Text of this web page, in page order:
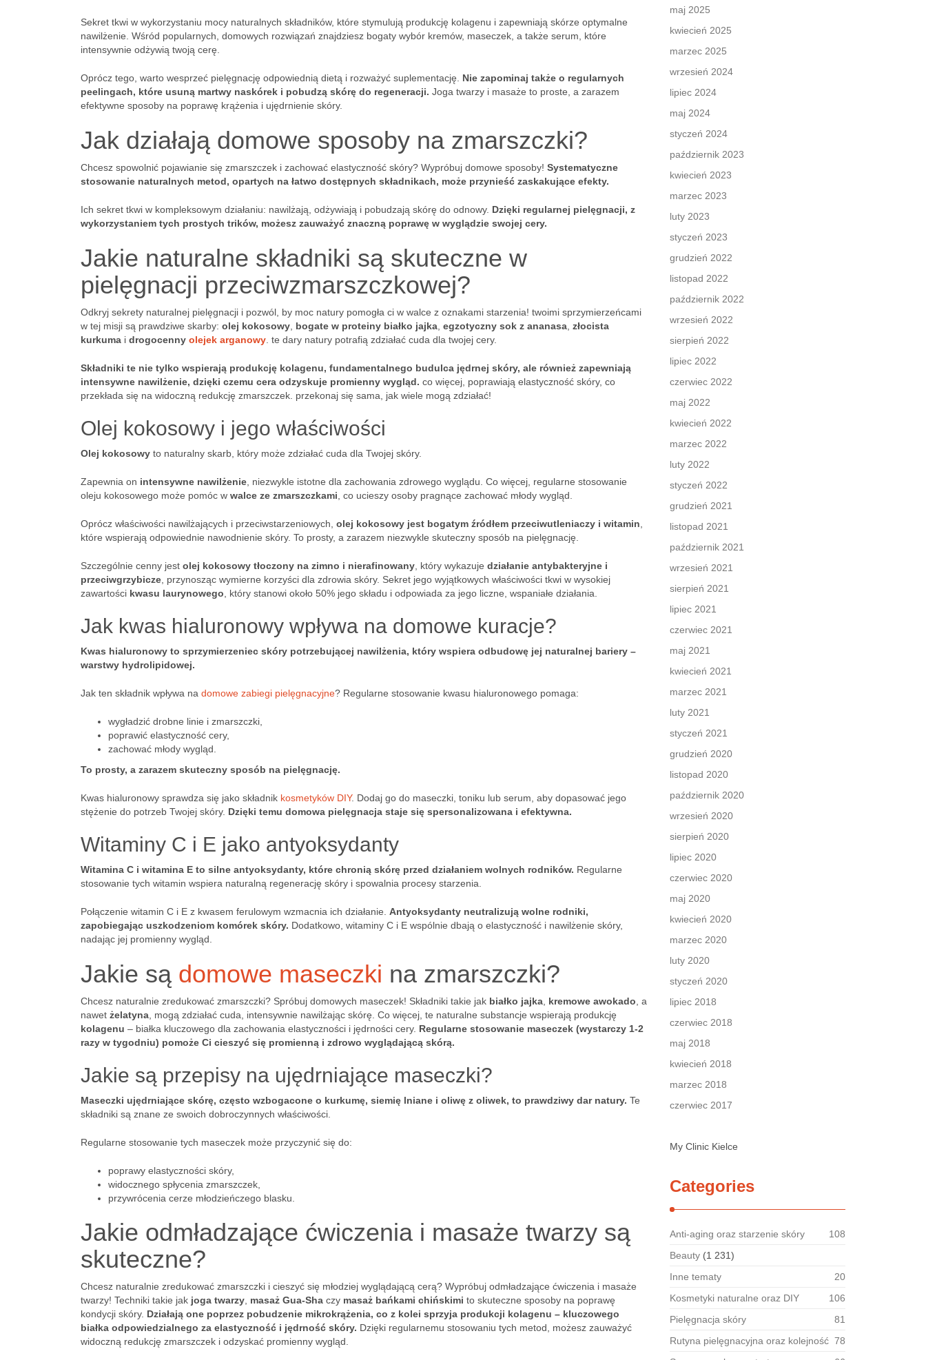
Sekret tkwi w wykorzystaniu mocy naturalnych składników, które stymulują produkcję kolagenu i zapewniają skórze optymalne
nawilżenie. Wśród popularnych, domowych rozwiązań znajdziesz bogaty wybór kremów, maseczek, a także serum, które
intensywnie odżywią twoją cerę.
Oprócz tego, warto wesprzeć pielęgnację odpowiednią dietą i rozważyć suplementację. Nie zapominaj także o regularnych
peelingach, które usuną martwy naskórek i pobudzą skórę do regeneracji. Joga twarzy i masaże to proste, a zarazem
efektywne sposoby na poprawę krążenia i ujędrnienie skóry.
Jak działają domowe sposoby na zmarszczki?
Chcesz spowolnić pojawianie się zmarszczek i zachować elastyczność skóry? Wypróbuj domowe sposoby! Systematyczne
stosowanie naturalnych metod, opartych na łatwo dostępnych składnikach, może przynieść zaskakujące efekty.
Ich sekret tkwi w kompleksowym działaniu: nawilżają, odżywiają i pobudzają skórę do odnowy. Dzięki regularnej pielęgnacji, z
wykorzystaniem tych prostych trików, możesz zauważyć znaczną poprawę w wyglądzie swojej cery.
Jakie naturalne składniki są skuteczne w
pielęgnacji przeciwzmarszczkowej?
Odkryj sekrety naturalnej pielęgnacji i pozwól, by moc natury pomogła ci w walce z oznakami starzenia! twoimi sprzymierzeńcami
w tej misji są prawdziwe skarby: olej kokosowy bogate w proteiny białko jajka egzotyczny sok z ananasa złocista
kurkuma i drogocenny olejek arganowy . te dary natury potrafią zdziałać cuda dla twojej cery.
Składniki te nie tylko wspierają produkcję kolagenu, fundamentalnego budulca jędrnej skóry, ale również zapewniają
intensywne nawilżenie, dzięki czemu cera odzyskuje promienny wygląd. co więcej, poprawiają elastyczność skóry, co
przekłada się na widoczną redukcję zmarszczek. przekonaj się sama, jak wiele mogą zdziałać!
Olej kokosowy i jego właściwości
Olej kokosowy to naturalny skarb, który może zdziałać cuda dla Twojej skóry.
Zapewnia on intensywne nawilżenie , niezwykle istotne dla zachowania zdrowego wyglądu. Co więcej, regularne stosowanie
oleju kokosowego może pomóc w walce ze zmarszczkami , co ucieszy osoby pragnące zachować młody wygląd.
Oprócz właściwości nawilżających i przeciwstarzeniowych, olej kokosowy jest bogatym źródłem przeciwutleniaczy i witamin
które wspierają odpowiednie nawodnienie skóry. To prosty, a zarazem niezwykle skuteczny sposób na pielęgnację.
Szczególnie cenny jest olej kokosowy tłoczony na zimno i nierafinowany , który wykazuje działanie antybakteryjne i
przeciwgrzybicze , przynosząc wymierne korzyści dla zdrowia skóry. Sekret jego wyjątkowych właściwości tkwi w wysokiej
zawartości kwasu laurynowego , który stanowi około 50% jego składu i odpowiada za jego liczne, wspaniałe działania.
Jak kwas hialuronowy wpływa na domowe kuracje?
Kwas hialuronowy to sprzymierzeniec skóry potrzebującej nawilżenia, który wspiera odbudowę jej naturalnej bariery –
warstwy hydrolipidowej.
Jak ten składnik wpływa na domowe zabiegi pielęgnacyjne? Regularne stosowanie kwasu hialuronowego pomaga:
wygładzić drobne linie i zmarszczki,
poprawić elastyczność cery,
zachować młody wygląd.
To prosty, a zarazem skuteczny sposób na pielęgnację.
Kwas hialuronowy sprawdza się jako składnik kosmetyków DIY. Dodaj go do maseczki, toniku lub serum, aby dopasować jego
stężenie do potrzeb Twojej skóry. Dzięki temu domowa pielęgnacja staje się spersonalizowana i efektywna.
Witaminy C i E jako antyoksydanty
Witamina C i witamina E to silne antyoksydanty, które chronią skórę przed działaniem wolnych rodników. Regularne
stosowanie tych witamin wspiera naturalną regenerację skóry i spowalnia procesy starzenia.
Połączenie witamin C i E z kwasem ferulowym wzmacnia ich działanie. Antyoksydanty neutralizują wolne rodniki,
zapobiegając uszkodzeniom komórek skóry. Dodatkowo, witaminy C i E wspólnie dbają o elastyczność i nawilżenie skóry,
nadając jej promienny wygląd.
Jakie są domowe maseczki na zmarszczki?
Chcesz naturalnie zredukować zmarszczki? Spróbuj domowych maseczek! Składniki takie jak białko jajka kremowe awokado , a
nawet żelatyna , mogą zdziałać cuda, intensywnie nawilżając skórę. Co więcej, te naturalne substancje wspierają produkcję
kolagenu – białka kluczowego dla zachowania elastyczności i jędrności cery. Regularne stosowanie maseczek (wystarczy 1-2
razy w tygodniu) pomoże Ci cieszyć się promienną i zdrowo wyglądającą skórą.
Jakie są przepisy na ujędrniające maseczki?
Maseczki ujędrniające skórę, często wzbogacone o kurkumę, siemię lniane i oliwę z oliwek, to prawdziwy dar natury. Te
składniki są znane ze swoich dobroczynnych właściwości.
Regularne stosowanie tych maseczek może przyczynić się do:
poprawy elastyczności skóry,
widocznego spłycenia zmarszczek,
przywrócenia cerze młodzieńczego blasku.
Jakie odmładzające ćwiczenia i masaże twarzy są
skuteczne?
Chcesz naturalnie zredukować zmarszczki i cieszyć się młodziej wyglądającą cerą? Wypróbuj odmładzające ćwiczenia i masaże
twarzy! Techniki takie jak joga twarzy masaż Gua-Sha czy masaż bańkami chińskimi to skuteczne sposoby na poprawę
kondycji skóry. Działają one poprzez pobudzenie mikrokrążenia, co z kolei sprzyja produkcji kolagenu – kluczowego
białka odpowiedzialnego za elastyczność i jędrność skóry. Dzięki regularnemu stosowaniu tych metod, możesz zauważyć
widoczną redukcję zmarszczek i odzyskać promienny wygląd.
maj 2025
kwiecień 2025
marzec 2025
wrzesień 2024
lipiec 2024
maj 2024
styczeń 2024
październik 2023
kwiecień 2023
marzec 2023
luty 2023
styczeń 2023
grudzień 2022
listopad 2022
październik 2022
wrzesień 2022
sierpień 2022
lipiec 2022
czerwiec 2022
maj 2022
kwiecień 2022
marzec 2022
luty 2022
styczeń 2022
grudzień 2021
listopad 2021
październik 2021
wrzesień 2021
sierpień 2021
lipiec 2021
czerwiec 2021
maj 2021
kwiecień 2021
marzec 2021
luty 2021
styczeń 2021
grudzień 2020
listopad 2020
październik 2020
wrzesień 2020
sierpień 2020
lipiec 2020
czerwiec 2020
maj 2020
kwiecień 2020
marzec 2020
luty 2020
styczeń 2020
lipiec 2018
czerwiec 2018
maj 2018
kwiecień 2018
marzec 2018
czerwiec 2017
My Clinic Kielce
Categories
Anti-aging oraz starzenie skóry
108
Beauty (1 231)
Inne tematy
20
Kosmetyki naturalne oraz DIY
106
Pielęgnacja skóry
81
Rutyna pielęgnacyjna oraz kolejność 78